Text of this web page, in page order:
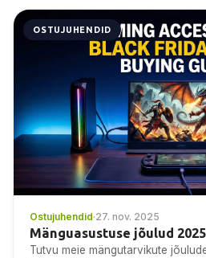
OSTUJUHENDID
Ostujuhendid·27. nov. 2025
Mänguasustuse jõulud
Tutvu meie mängutarvikute